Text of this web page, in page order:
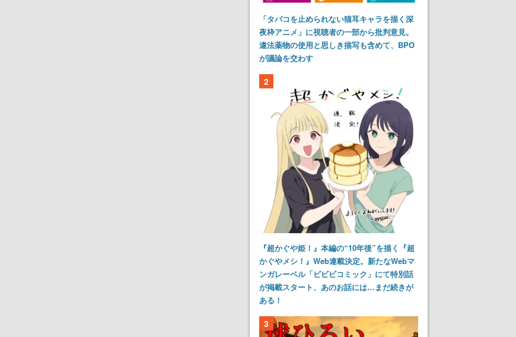
「タバコを止められない猫耳キャラを描く深
夜枠アニメ」に視聴者の一部から批判意見。
違法薬物の使用と思しき描写も含めて、BPO
が議論を交わす
2
『超かぐや姫！』本編の“10年後”を描く『超
かぐやメシ！』Web連載決定。新たなWebマ
ンガレーベル「ビビビコミック」にて特別話
が掲載スタート、あのお話には…まだ続きが
ある！
3